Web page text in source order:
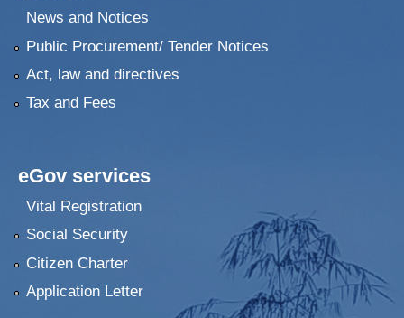
News and Notices
Public Procurement/ Tender Notices
Act, law and directives
Tax and Fees
eGov services
Vital Registration
Social Security
Citizen Charter
Application Letter